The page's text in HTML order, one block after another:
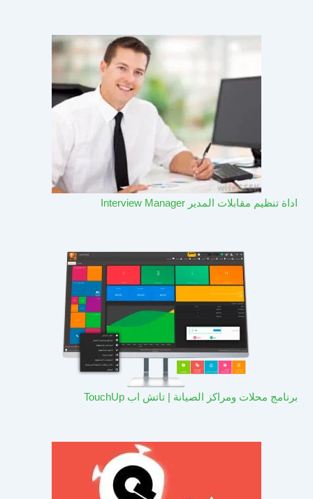
اداة تنظيم مقابلات المدير Interview Manager
برنامج محلات ومراكز الصيانة | تاتش اب TouchUp